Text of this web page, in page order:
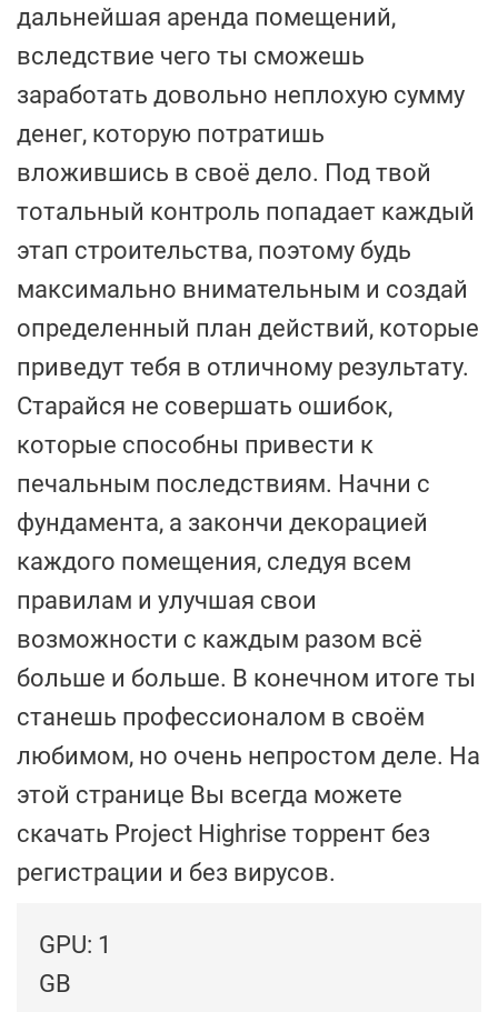
дальнейшая аренда помещений,
вследствие чего ты сможешь
заработать довольно неплохую сумму
денег, которую потратишь
вложившись в своё дело. Под твой
тотальный контроль попадает каждый
этап строительства, поэтому будь
максимально внимательным и создай
определенный план действий, которые
приведут тебя в отличному результату.
Старайся не совершать ошибок,
которые способны привести к
печальным последствиям. Начни с
фундамента, а закончи декорацией
каждого помещения, следуя всем
правилам и улучшая свои
возможности с каждым разом всё
больше и больше. В конечном итоге ты
станешь профессионалом в своём
любимом, но очень непростом деле. На
этой странице Вы всегда можете
скачать Project Highrise торрент без
регистрации и без вирусов.
GPU: 1
GB